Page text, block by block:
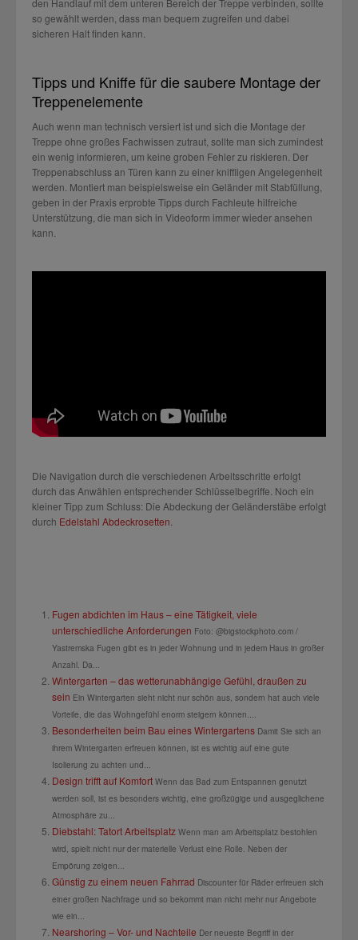
den Handlauf mit dem unteren Bereich der Treppe verbinden, sollte
so gewählt werden, dass man bequem zugreifen und dabei
sicheren Halt finden kann.
Tipps und Kniffe für die saubere Montage der
Treppenelemente
Auch wenn man technisch versiert ist und sich die Montage der
Treppe ohne großes Fachwissen zutraut, sollte man sich zumindest
ein wenig informieren, um keine groben Fehler zu riskieren. Der
Treppenabschluss an Türen kann zu einer kniffligen Angelegenheit
werden. Montiert man beispielsweise ein Geländer mit Stabfüllung,
geben in der Praxis erprobte Tipps durch Fachleute hilfreiche
Unterstützung, die man sich in Videoform immer wieder ansehen
kann.
Die Navigation durch die verschiedenen Arbeitsschritte erfolgt
durch das Anwählen entsprechender Schlüsselbegriffe. Noch ein
kleiner Tipp zum Schluss: Die Abdeckung der Geländerstäbe erfolgt
durch Edelstahl Abdeckrosetten
Fugen abdichten im Haus – eine Tätigkeit, viele
unterschiedliche Anforderungen Foto: @bigstockphoto.com /
Yastremska Fugen gibt es in jeder Wohnung und in jedem Haus in großer
Anzahl. Da...
Wintergarten – das wetterunabhängige Gefühl, draußen zu
sein Ein Wintergarten sieht nicht nur schön aus, sondern hat auch viele
Vorteile, die das Wohngefühl enorm steigern können....
Besonderheiten beim Bau eines Wintergartens Damit Sie sich an
ihrem Wintergarten erfreuen können, ist es wichtig auf eine gute
Isolierung zu achten und...
Design trifft auf Komfort Wenn das Bad zum Entspannen genutzt
werden soll, ist es besonders wichtig, eine großzügige und ausgeglichene
Atmosphäre zu...
Diebstahl: Tatort Arbeitsplatz Wenn man am Arbeitsplatz bestohlen
wird, spielt nicht nur der materielle Verlust eine Rolle. Neben der
Empörung zeigen...
Günstig zu einem neuen Fahrrad Discounter für Räder erfreuen sich
einer großen Nachfrage und so bekommt man nicht mehr nur Angebote
wie ein...
Nearshoring – Vor- und Nachteile Der neueste Begriff in der